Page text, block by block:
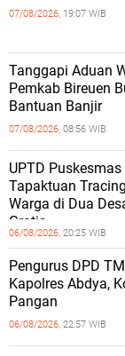
07/08/2026, 19:07 WIB
Tanggapi Aduan
Pemkab Bireuen
Bantuan Banjir
07/08/2026, 08:56 WIB
UPTD
Tapaktuan
Warga di Dua
Gratis
06/08/2026, 20:25 WIB
Pengurus DPD
Kapolres Abdya,
Pangan
06/08/2026, 22:57 WIB